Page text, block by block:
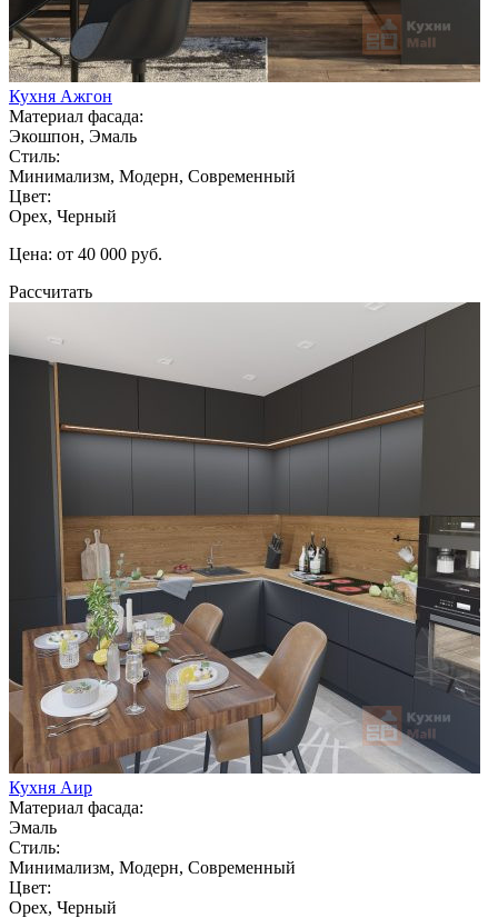
Кухня Ажгон
Материал фасада:
Экошпон, Эмаль
Стиль:
Минимализм, Модерн, Современный
Цвет:
Орех, Черный
Цена: от 40 000 руб.
Рассчитать
Кухня Аир
Материал фасада:
Эмаль
Стиль:
Минимализм, Модерн, Современный
Цвет:
Орех, Черный